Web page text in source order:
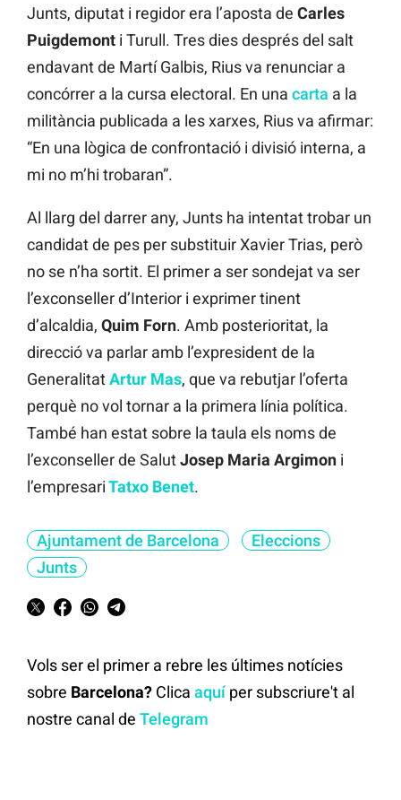
Junts, diputat i regidor era l’aposta de Carles
Puigdemont i Turull. Tres dies després del salt
endavant de Martí Galbis, Rius va renunciar a
concórrer a la cursa electoral. En una carta a la
militància publicada a les xarxes, Rius va afirmar:
“En una lògica de confrontació i divisió interna, a
mi no m’hi trobaran”.
Al llarg del darrer any, Junts ha intentat trobar un
candidat de pes per substituir Xavier Trias, però
no se n’ha sortit. El primer a ser sondejat va ser
l’exconseller d’Interior i exprimer tinent
d’alcaldia, Quim Forn. Amb posterioritat, la
direcció va parlar amb l’expresident de la
GeneralitatArtur Mas, que va rebutjar l’oferta
perquè no vol tornar a la primera línia política.
També han estat sobre la taula els noms de
l’exconseller de SalutJosep Maria Argimon i
l’empresariTatxo Benet.
Ajuntament de Barcelona
Eleccions
Junts
Vols ser el primer a rebre les últimes notícies
sobre Barcelona? Clica aquíper subscriure't al
nostre canal de Telegram